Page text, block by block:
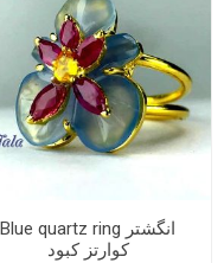
Blue quartz ring انگشتر
کوارتز کبود